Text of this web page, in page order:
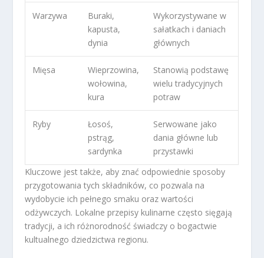
Warzywa
Buraki,
kapusta,
dynia
Wykorzystywane w
sałatkach i daniach
głównych
Mięsa
Wieprzowina,
wołowina,
kura
Stanowią podstawę
wielu tradycyjnych
potraw
Ryby
Łosoś,
pstrąg,
sardynka
Serwowane jako
dania główne lub
przystawki
Kluczowe jest także, aby znać odpowiednie sposoby
przygotowania tych składników, co pozwala na
wydobycie ich pełnego smaku oraz wartości
odżywczych. Lokalne przepisy kulinarne często sięgają
tradycji, a ich różnorodność świadczy o bogactwie
kultualnego dziedzictwa regionu.